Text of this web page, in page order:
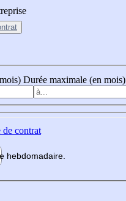
Durée maximale (en mois)
contrat
hebdomadaire